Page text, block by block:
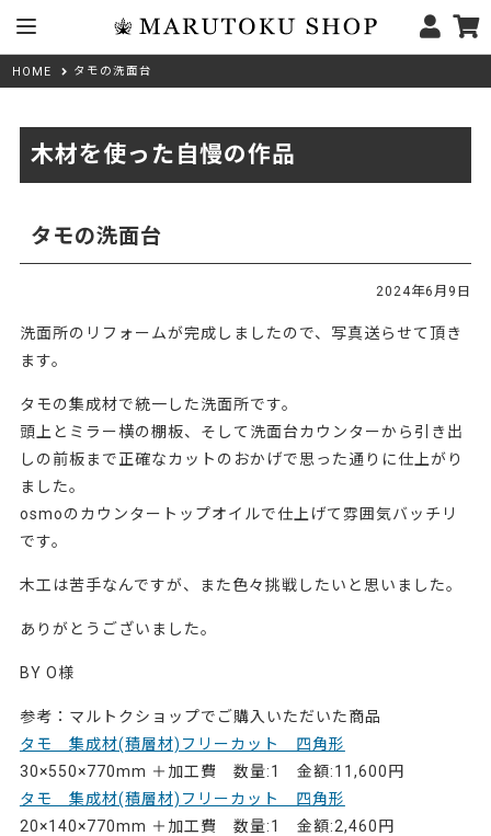
HOME タモの洗面台
木材を使った自慢の作品
タモの洗面台
2024年6月9日
洗面所のリフォームが完成しましたので、写真送らせて頂き
ます。
タモの集成材で統一した洗面所です。
頭上とミラー横の棚板、そして洗面台カウンターから引き出
しの前板まで正確なカットのおかげで思った通りに仕上がり
ました。
osmoのカウンタートップオイルで仕上げて雰囲気バッチリ
です。
木工は苦手なんですが、また色々挑戦したいと思いました。
ありがとうございました。
BY O様
参考：マルトクショップでご購入いただいた商品
タモ 集成材(積層材)フリーカット 四角形
30×550×770mm ＋加工費 数量:1 金額:11,600円
タモ 集成材(積層材)フリーカット 四角形
20×140×770mm ＋加工費 数量:1 金額:2,460円